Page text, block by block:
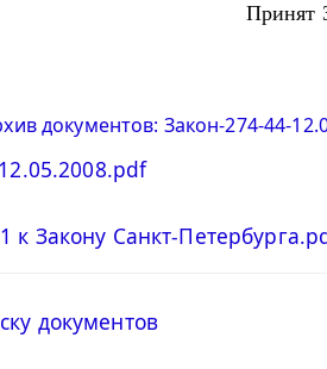
Принят
документов: Закон-274-44-
Закону Санкт-
документов